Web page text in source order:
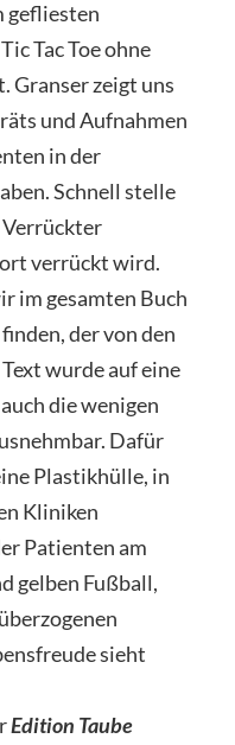
gefliesten
Tac Toe ohne
Granser zeigt uns
und Aufnahmen
in der
Schnell stelle
Verrückter
verrückt wird.
im gesamten Buch
der von den
wurde auf eine
die wenigen
Dafür
Plastikhülle, in
Kliniken
Patienten am
gelben Fußball,
sieht
Edition Taube